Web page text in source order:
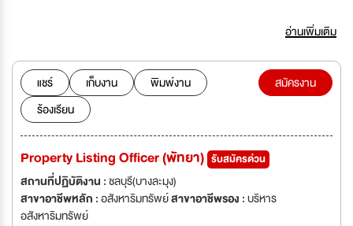
寻找经验丰富、才华横溢、敬业奉献的人才加
入我们的团队。 作为一家年轻而充满活力的公
司，Horizo​​n 致力于发展成为泰国最知名、最具辨
识度的房地产品牌之一。我们致力于打造一个
值得客户信赖的房地产平台，满足客户在买
房、卖房和租房方面的所有需求，同时营造一
个现代化、充满活力的工作环境，为员工提供
充分发展和提升自身潜力的机会。 如果您想与
泰国最具发展潜力的初创公司之一共同成长，
我们欢迎您的加入。请将您的申请和简历发送
给我们。
อ่านเพิ่มเติม
แชร์ เก็บงาน
พิมพ์งาน
ร้องเรียน
สมัครงาน
Property Listing Officer (พัทยา) รับสมัครด่วน
สถานที่ปฏิบัติงาน :ชลบุรี(บางละมุง)
สาขาอาชีพหลัก :อสังหาริมทรัพย์สาขาอาชีพรอง :บริหาร
อสังหาริมทรัพย์